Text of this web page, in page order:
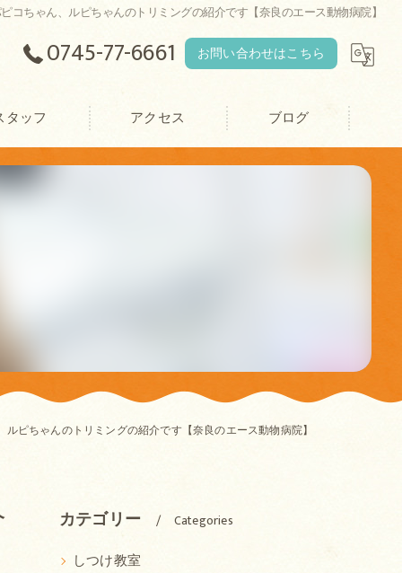
コちゃん、ルピちゃんのトリミングの紹介です【奈良のエース動物病院】
0745-77-6661 お問い合わせはこちら
タッフ アクセス ブログ
ピちゃんのトリミングの紹介です【奈良のエース動物病院】
カテゴリー Categories
しつけ教室